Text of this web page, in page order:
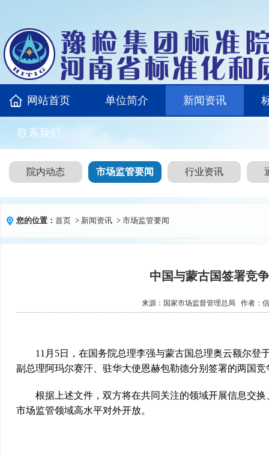
网站首页 单位简介 新闻资讯
联系我们
院内动态 市场监管要闻 行业资讯
您的位置： 首页 > 新闻资讯 > 市场监管要闻
中国与蒙古国签署竞
来源： 国家市场监督管理总局 作者：
11月5日，在国务院总理李强与蒙古国总理奥云额尔登
副总理阿玛尔赛汗、驻华大使恩赫包勒德分别签署的两国
根据上述文件，双方将在共同关注的领域开展信息交换
市场监管领域高水平对外开放。